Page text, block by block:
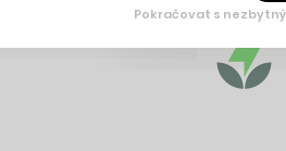
Pokračovat s